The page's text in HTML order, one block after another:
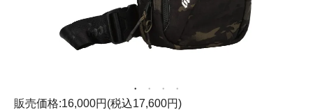
販売価格:16,000円(税込17,600円)